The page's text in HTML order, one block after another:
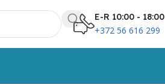
E-R 10:00 - 18:00
+372 56 616 299